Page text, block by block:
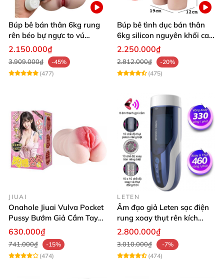
Búp bê bán thân 6kg rung
rên béo bự ngực to vú
khủng siêu múp
2.150.000₫
3.909.000₫
-45%
(477)
Búp bê tình dục bán thân
6kg silicon nguyên khối cao
cấp giá rẻ
2.250.000₫
2.812.000₫
-20%
(475)
JIUAI
Onahole Jiuai Vulva Pocket
Pussy Bướm Giả Cầm Tay
Thiết Kế Mô Phỏng Chân
630.000₫
741.000₫
-15%
(474)
LETEN
Âm đạo giả Leten sạc điện
rung xoay thụt rên kích
thích phê
2.800.000₫
3.010.000₫
-7%
(474)